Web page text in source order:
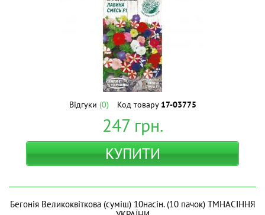
Відгуки (0) Код товару 17-03775
247грн.
КУПИТИ
Бегонія Великоквіткова (суміш) 10насін. (10 пачок) ТМНАСІННЯ